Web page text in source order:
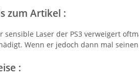
zum Artikel :
sensible Laser der PS3 verweigert
Wenn er jedoch dann mal
: